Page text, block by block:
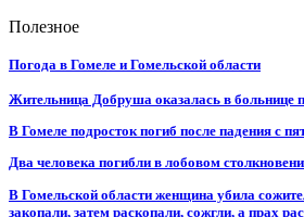
Полезное
Погода в Гомеле и Гомельской области
Жительница Добруша оказалась в больнице
В Гомеле подросток погиб после падения с
Два человека погибли в лобовом
В Гомельской области женщина убила
закопали, затем раскопали, сожгли, а прах